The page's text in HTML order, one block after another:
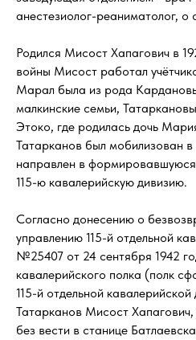
анестезиолог-реаниматолог,
Родился Мисост Хапагович в
войны Мисост работал
Марал была из рода
малкинские семьи,
Этоко, где родилась дочь
Татарканов был мобилизован
направлен в
115-ю кавалерийскую дивизию.
Согласно донесению о
управлению 115-й отдельной
№25407 от 24 сентября 1942
кавалерийского полка (полк
115-й отдельной
Татарканов Мисост
без вести в станице